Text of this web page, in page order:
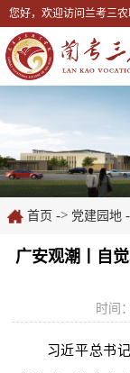
您好，欢迎访问兰考三农
首页 -> 党建园地
广安观潮丨自
时间
习近平总书